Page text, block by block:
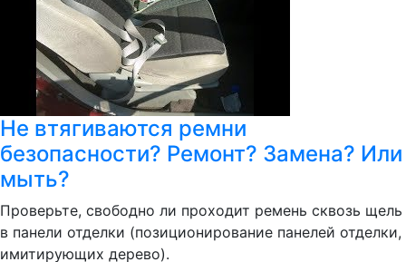
Не втягиваются ремни
безопасности? Ремонт? Замена? Или
мыть?
Проверьте, свободно ли проходит ремень сквозь щель
в панели отделки (позиционирование панелей отделки,
имитирующих дерево).